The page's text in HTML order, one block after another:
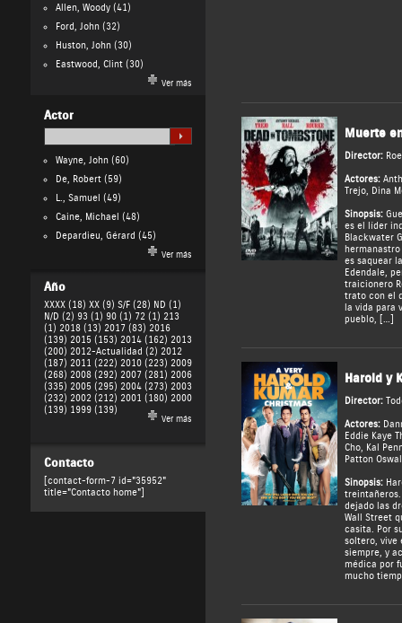
Allen, Woody(41)
Ford, John(32)
Huston, John(30)
Eastwood, Clint(30)
Ver más
Actor
Wayne, John(60)
De, Robert(59)
L., Samuel (49)
Caine, Michael (48)
Depardieu, Gérard (45)
Ver más
Año
XXXX (18) XX (9) S/F (28) ND (1)
N/D (2) 93 (1) 90 (1) 72 (1) 213
(1) 2018 (13) 2017 (83) 2016
(139) 2015 (153) 2014 (162) 2013
(200) 2012-Actualidad (2) 2012
(187) 2011 (222) 2010 (223) 2009
(268) 2008 (292) 2007 (281) 2006
(335) 2005 (295) 2004 (273) 2003
(232) 2002 (212) 2001 (180) 2000
(139) 1999 (139)
Ver más
Contacto
[contact-form-7 id="35952"
title="Contacto home"]
Muerte
Director:
Actores:
Trejo, Dina
Sinopsis:
es el líder
Blackwater
es saquear
Edendale,
traicionero
trato con el
la vida para
pueblo, […]
Harold y
Director:
Actores:
Eddie Kaye
Cho, Kal
Patton
Sinopsis:
dejado las
Wall Street
casita. Por
soltero, vive
siempre, y
médica por
mucho